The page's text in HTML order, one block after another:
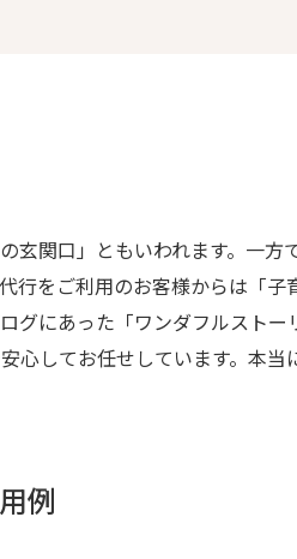
関口」ともいわれます。一
行をご利用のお客様からは「
にあった「ワンダフルスト
してお任せしています。本
例